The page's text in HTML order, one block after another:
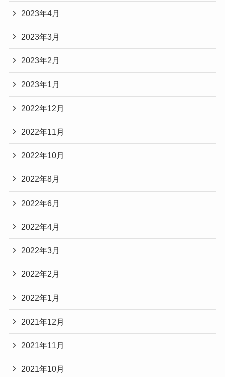
2023年4月
2023年3月
2023年2月
2023年1月
2022年12月
2022年11月
2022年10月
2022年8月
2022年6月
2022年4月
2022年3月
2022年2月
2022年1月
2021年12月
2021年11月
2021年10月